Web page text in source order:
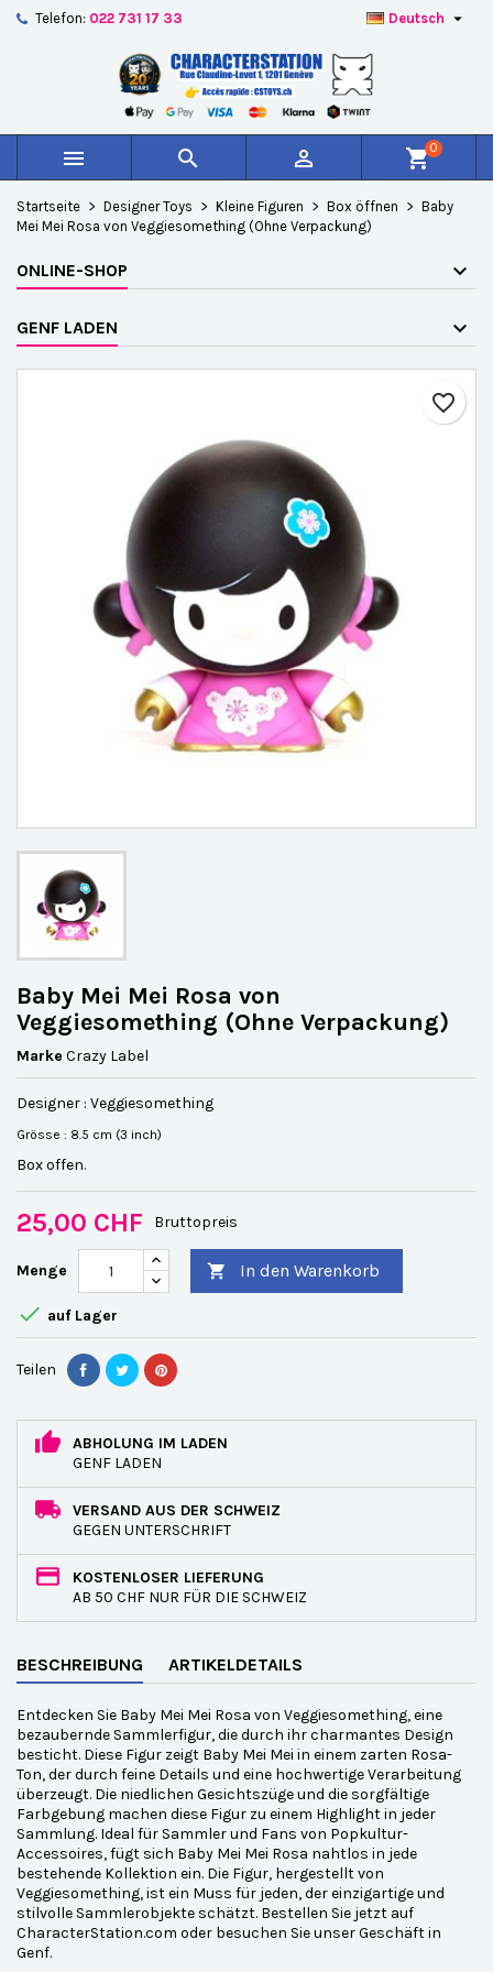
Telefon: 022 731 17 33 Deutsch 
   shopping_cart0
Startseite Designer Toys Kleine Figuren Box öffnen
Baby
Mei Mei Rosa von Veggiesomething (Ohne Verpackung)
ONLINE-SHOP
GENF LADEN
favorite_border
Baby Mei Mei Rosa von
Veggiesomething (Ohne Verpackung)
Marke Crazy Label
Designer : Veggiesomething
Grösse : 8.5 cm (3 inch)
Box offen.
25,00 CHF Bruttopreis
Menge  In den Warenkorb
 auf Lager
Teilen
ABHOLUNG IM LADEN
GENF LADEN
VERSAND AUS DER SCHWEIZ
GEGEN UNTERSCHRIFT
KOSTENLOSER LIEFERUNG
AB 50 CHF NUR FÜR DIE SCHWEIZ
BESCHREIBUNG ARTIKELDETAILS
Entdecken Sie Baby Mei Mei Rosa von Veggiesomething, eine
bezaubernde Sammlerfigur, die durch ihr charmantes Design
besticht. Diese Figur zeigt Baby Mei Mei in einem zarten Rosa-
Ton, der durch feine Details und eine hochwertige Verarbeitung
überzeugt. Die niedlichen Gesichtszüge und die sorgfältige
Farbgebung machen diese Figur zu einem Highlight in jeder
Sammlung. Ideal für Sammler und Fans von Popkultur-
Accessoires, fügt sich Baby Mei Mei Rosa nahtlos in jede
bestehende Kollektion ein. Die Figur, hergestellt von
Veggiesomething, ist ein Muss für jeden, der einzigartige und
stilvolle Sammlerobjekte schätzt. Bestellen Sie jetzt auf
CharacterStation.com oder besuchen Sie unser Geschäft in
Genf.
Create new list
Name der Wunschliste
Abbrechen Wunschliste erstellen
Sie müssen angemeldet sein, um Artikel Ihrer
Wunschliste hinzufügen zu können.